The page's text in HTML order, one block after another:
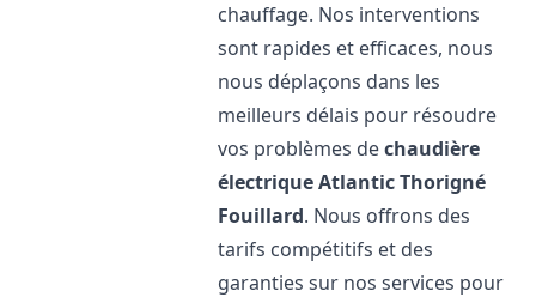
chauffage. Nos interventions
sont rapides et efficaces, nous
nous déplaçons dans les
meilleurs délais pour résoudre
vos problèmes dechaudière
électrique AtlanticThorigné
Fouillard. Nous offrons des
tarifs compétitifs et des
garanties sur nos services pour